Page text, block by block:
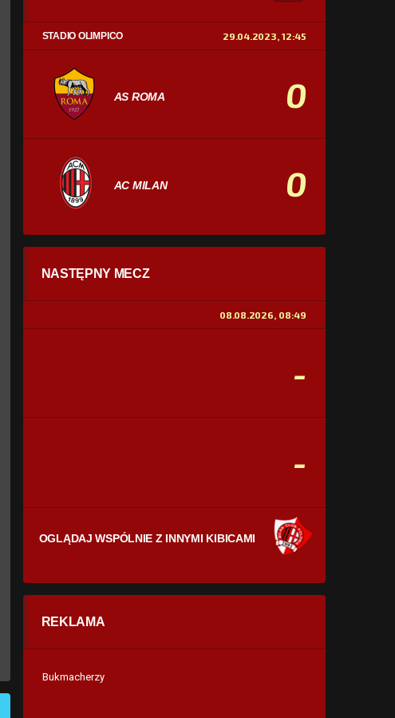
STADIO OLIMPICO 29.04.2023, 12:45
AS ROMA 0
AC MILAN 0
STATYSTYKI
0% 100%
NASTĘPNY MECZ
08.08.2026, 08:49
-
-
OGLĄDAJ WSPÓLNIE Z INNYMI KIBICAMI
REKLAMA
Bukmacherzy